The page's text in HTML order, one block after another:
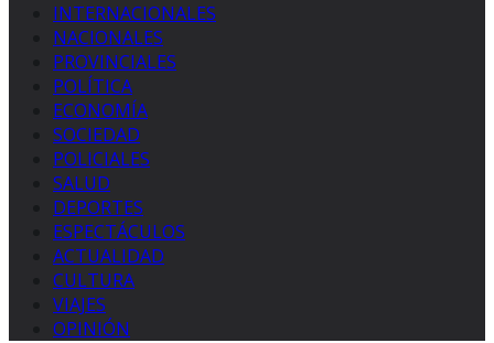
INTERNACIONALES
NACIONALES
PROVINCIALES
POLÍTICA
ECONOMÍA
SOCIEDAD
POLICIALES
SALUD
DEPORTES
ESPECTÁCULOS
ACTUALIDAD
CULTURA
VIAJES
OPINIÓN